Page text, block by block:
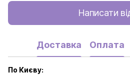
Написати
Доставка Оплата
По Києву: